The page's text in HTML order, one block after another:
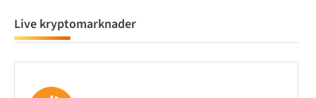
Live kryptomarknader